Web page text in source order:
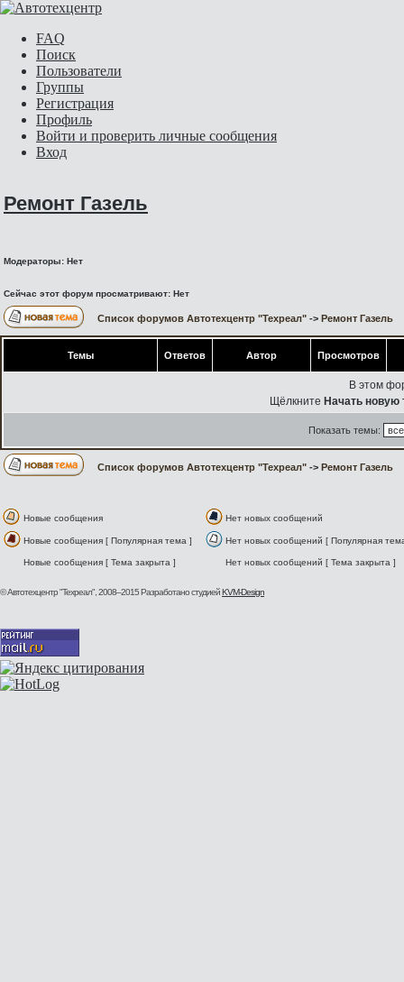
FAQ
Поиск
Пользователи
Группы
Регистрация
Профиль
Войти и проверить личные сообщения
Вход
Ремонт Газель
Модераторы: Нет
Сейчас этот форум просматривают: Нет
Список форумов Автотехцентр "Техреал" -> Ремонт Газель
Темы Ответов Автор Просмотров
В этом
Щёлкните Начать новую
Показать темы:
Список форумов Автотехцентр "Техреал" -> Ремонт Газель
Новые сообщения Нет новых сообщений
Новые сообщения [ Популярная тема ] Нет новых сообщений [ Популярная
Новые сообщения [ Тема закрыта ] Нет новых сообщений [ Тема закрыта ]
© Автотехцентр "Техреал", 2008–2015Разработано студиейKVM-Design